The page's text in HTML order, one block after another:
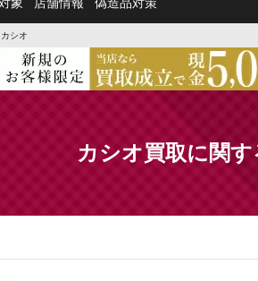
カシオ
カシオ買取に関